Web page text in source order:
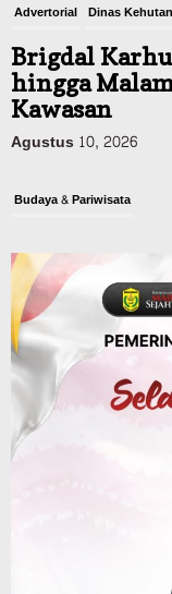
Advertorial Dinas
Brigdal
hingga
Kawasan
Agustus 10, 2026
Budaya & Pariwisata
Kicau Mania
Rp40 Juta
Agustus 10, 2026
Advertorial Pemkab
Rapat
Kesepakatan,
Segera